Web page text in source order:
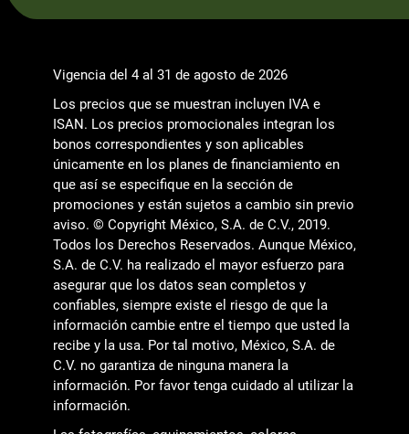
Vigencia del 4 al 31 de agosto de 2026
Los precios que se muestran incluyen IVA e
ISAN. Los precios promocionales integran los
bonos correspondientes y son aplicables
únicamente en los planes de financiamiento en
que así se especifique en la sección de
promociones y están sujetos a cambio sin previo
aviso. © Copyright México, S.A. de C.V., 2019.
Todos los Derechos Reservados. Aunque México,
S.A. de C.V. ha realizado el mayor esfuerzo para
asegurar que los datos sean completos y
confiables, siempre existe el riesgo de que la
información cambie entre el tiempo que usted la
recibe y la usa. Por tal motivo, México, S.A. de
C.V. no garantiza de ninguna manera la
información. Por favor tenga cuidado al utilizar la
información.